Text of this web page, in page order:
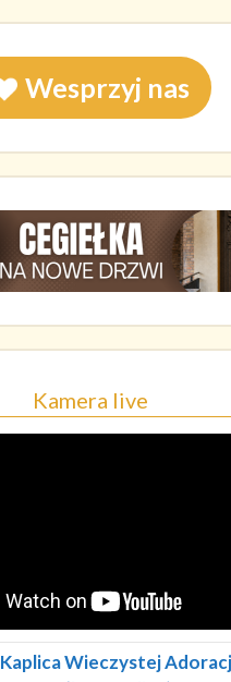
Wesprzyj nas
Kamera live
Kaplica Wieczystej